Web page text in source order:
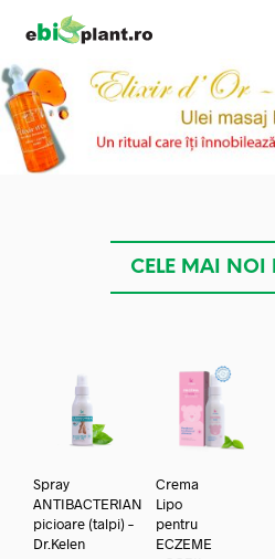
CELE MAI NOI
Spray
ANTIBACTERIAN
picioare (talpi) –
Dr.Kelen
Crema
Lipo
pentru
ECZEME